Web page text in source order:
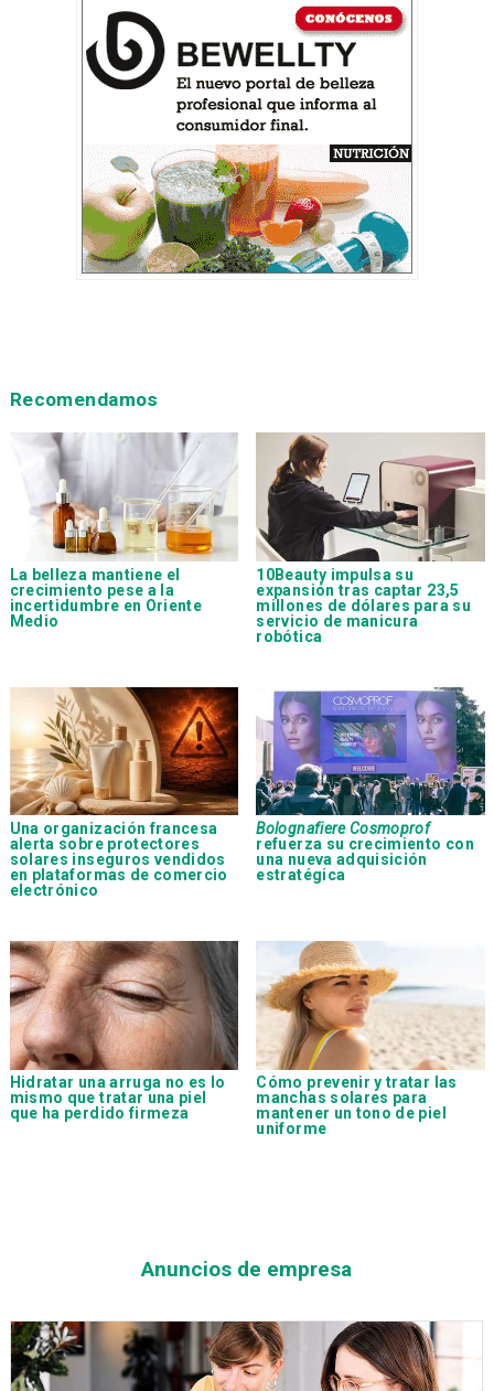
Recomendamos
La belleza mantiene el
crecimiento pese a la
incertidumbre en Oriente
Medio
10Beauty impulsa su
expansión tras captar 23,5
millones de dólares para su
servicio de manicura
robótica
Una organización francesa
alerta sobre protectores
solares inseguros vendidos
en plataformas de comercio
electrónico
Bolognafiere Cosmoprof
refuerza su crecimiento con
una nueva adquisición
estratégica
Hidratar una arruga no es lo
mismo que tratar una piel
que ha perdido firmeza
Cómo prevenir y tratar las
manchas solares para
mantener un tono de piel
uniforme
Anuncios de empresa